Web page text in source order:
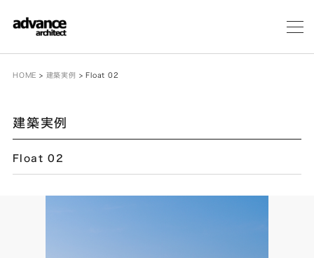
メ
HOME > 建築実例 > Float 02
建築実例
Float 02